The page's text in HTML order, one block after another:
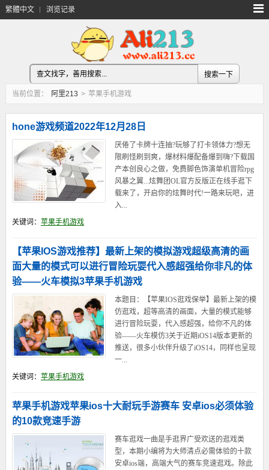
繁體中文 浏览记录
当前位置： 阿里213 > 苹果手机游戏
hone游戏频道2022年12月28日
厌倦了卡牌十连抽?玩够了打卡领体力?想无
限刷怪刷到爽，爆材料爆配备爆到嗨?下载国
产本创良心之做，免费脚色饰演单机冒险rpg
风暴之翼...炫舞团OL官方反版正在线手逛下
载来了，开启你的炫舞时代!一路来玩吧，进
入...
关键词： 苹果手机游戏
【苹果IOS游戏推荐】最新上架的模拟游戏超级高清的画
面大量的模式可以进行冒险玩耍代入感超强给你非凡的体
验——火车模拟3苹果手机游戏
本题目：【苹果IOS逛戏保举】最新上架的模
仿逛戏，超等高清的画面，大量的模式能够
进行冒险玩耍，代入感超强，给你不凡的体
验——火车模仿3关于近期iOS14版本更新的
推送，很多小伙伴升级了iOS14，同样也呈现
一...
关键词： 苹果手机游戏
苹果手机游戏苹果ios十大耐玩手游赛车 安卓ios必须体验
的10款竞速手游
赛车逛戏一曲是手逛界广受欢送的逛戏类
型，本期小编将为大师清点必需体验的十款
安卓ios端，高端大气的赛车竞速逛戏。除此